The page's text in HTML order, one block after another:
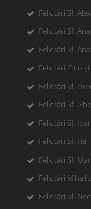
Felicitări Sf.
Felicitări Sf. Ana
Felicitări Sf.
Felicitări C-tin și
Felicitări Sf.
Felicitări Sf.
Felicitări Sf. Ioan
Felicitări Sf. Ilie
Felicitări Sf.
Felicitări Mihail
Felicitări Sf.